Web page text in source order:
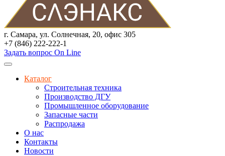
г. Самара, ул. Солнечная, 20, офис 305
+7 (846) 222-222-1
Задать вопрос On Line
Каталог
Строительная техника
Производство ДГУ
Промышленное оборудование
Запасные части
Распродажа
О нас
Контакты
Новости